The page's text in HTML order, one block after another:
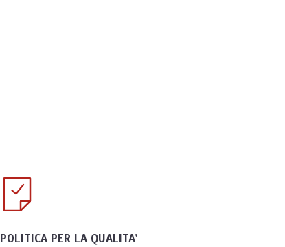
POLITICA PER LA QUALITA’